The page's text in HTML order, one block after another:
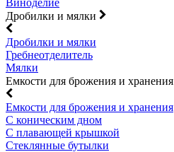
Виноделие
Дробилки и мялки
Дробилки и мялки
Гребнеотделитель
Мялки
Емкости для брожения и хранения
Емкости для брожения и хранения
С коническим дном
С плавающей крышкой
Стеклянные бутылки